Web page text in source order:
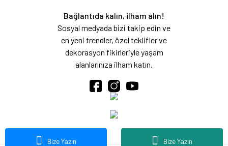
Bize Yazın
Bize Yazın
Bağlantıda kalın, ilham alın!
Sosyal medyada bizi takip edin ve
en yeni trendler, özel teklifler ve
dekorasyon fikirleriyle yaşam
alanlarınıza ilham katın.